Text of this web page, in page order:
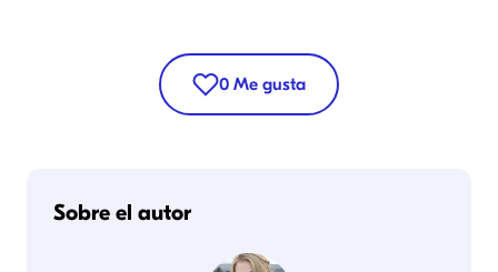
0 Me gusta
Sobre el autor